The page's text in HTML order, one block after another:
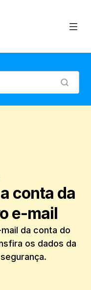
conta da
e-mail
da conta do
os dados da